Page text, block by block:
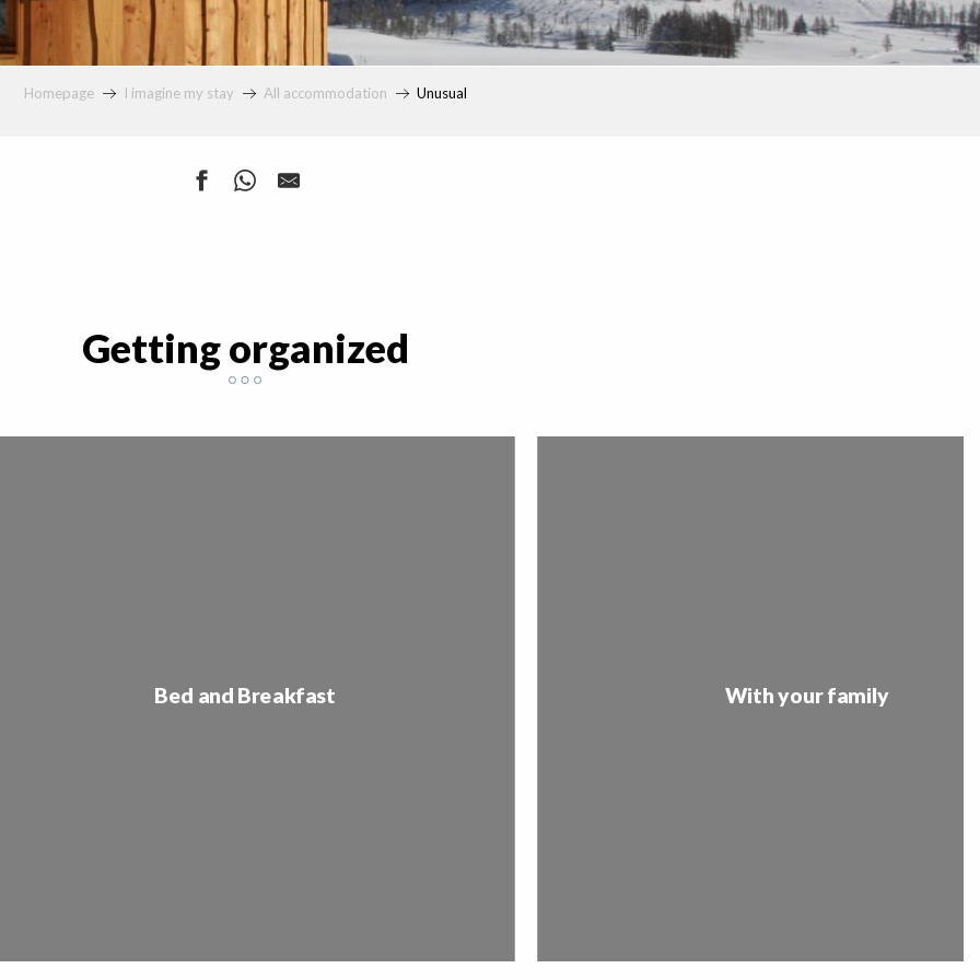
Homepage I imagine my stay All accommodation Unusual
Getting organized
Bed and Breakfast With your family